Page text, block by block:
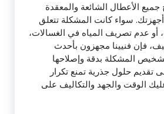
الأعطال الشائعة والمعقدة
سواء كانت المشكلة تتعلق
أو عدم تصريف المياه في الغسالات،
فإن فنيينا مجهزون بأحدث
المشكلة بدقة وإصلاحها
تقديم حلول جذرية تمنع تكرار
الوقت والجهد والتكاليف على